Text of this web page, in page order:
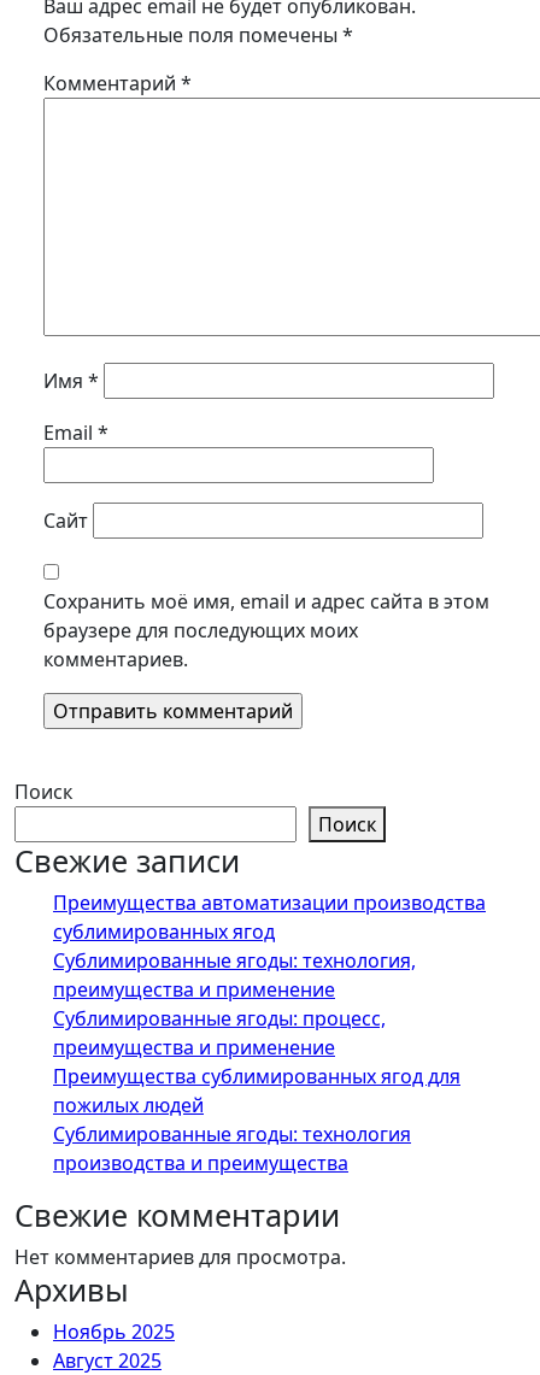
Ваш адрес email не будет опубликован.
Обязательные поля помечены *
Комментарий *
Имя *
Email *
Сайт
Сохранить моё имя, email и адрес сайта в этом
браузере для последующих моих
комментариев.
Поиск
Поиск
Свежие записи
Преимущества автоматизации производства
сублимированных ягод
Сублимированные ягоды: технология,
преимущества и применение
Сублимированные ягоды: процесс,
преимущества и применение
Преимущества сублимированных ягод для
пожилых людей
Сублимированные ягоды: технология
производства и преимущества
Свежие комментарии
Нет комментариев для просмотра.
Архивы
Ноябрь 2025
Август 2025